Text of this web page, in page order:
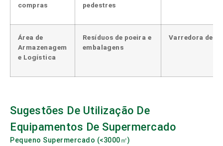
compras
pedestres
Área de
Armazenagem
e Logística
Resíduos de poeira e
embalagens
Varredora de
Sugestões De Utilização De
Equipamentos De Supermercado
Pequeno Supermercado (<3000㎡)